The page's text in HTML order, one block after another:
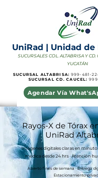
SUCURSAL ALTABRISA:999-481-
SUCURSAL CD. CAUCEL:999
UniRad | Unidad de
SUCURSALES COL. ALTABRISA Y CD.
YUCATÁN
Agendar Vía
Rayos-X de Tórax
UniRad
Imágenes digitales claras en
médica desde 24 hrs · Atención
Abierto fines de semana · Entrega
Estacionamiento